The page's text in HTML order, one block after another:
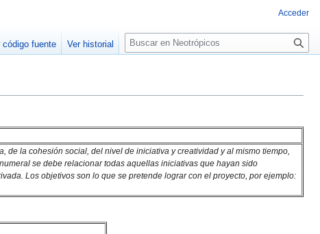
la cohesión social, del nivel de iniciativa y creatividad y al mismo tiempo,
se debe relacionar todas aquellas iniciativas que hayan sido
Los objetivos son lo que se pretende lograr con el proyecto, por ejemplo:
Acceder
código fuente Ver historial
Buscar